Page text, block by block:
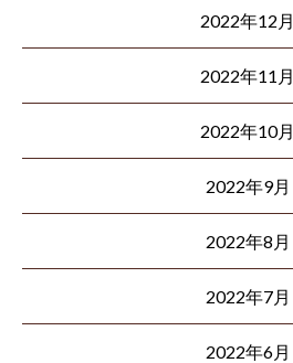
2022年12月
2022年11月
2022年10月
2022年9月
2022年8月
2022年7月
2022年6月